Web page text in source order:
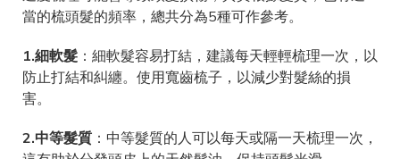
當的梳頭髮的頻率，總共分為5種可作參考。
1.細軟髮 ：細軟髮容易打結，建議每天輕輕梳理一次，以
防止打結和糾纏。使用寬齒梳子，以減少對髮絲的損
害。
2.中等髮質 ：中等髮質的人可以每天或隔一天梳理一次，